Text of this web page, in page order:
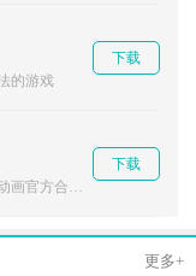
的游戏
下载
阅文游戏制作发行的《斗罗大陆》动画官方合作手游
下载
更多+